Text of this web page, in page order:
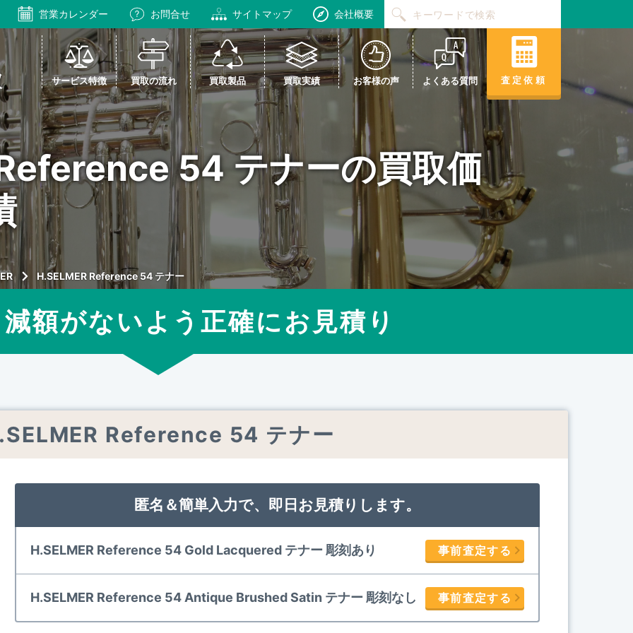
営業カレンダー お問合せ サイトマップ 会社概要
サービス特徴 買取の流れ 買取製品 買取実績 お客様の声 よくある質問 査定依頼
54 テナーの買取価
H.SELMER Reference 54 テナー
額がないよう正確にお見積り
Reference 54 テナー
匿名＆簡単入力で、即日お見積りします。
H.SELMER Reference 54 Gold Lacquered テナー 彫刻あり 事前査定する
H.SELMER Reference 54 Antique Brushed Satin テナー 彫刻なし 事前査定する